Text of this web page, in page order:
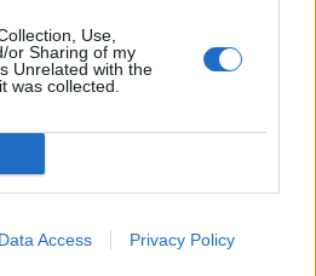
Use,
or Sharing of my
Unrelated with the
was collected.
Data Access Privacy Policy